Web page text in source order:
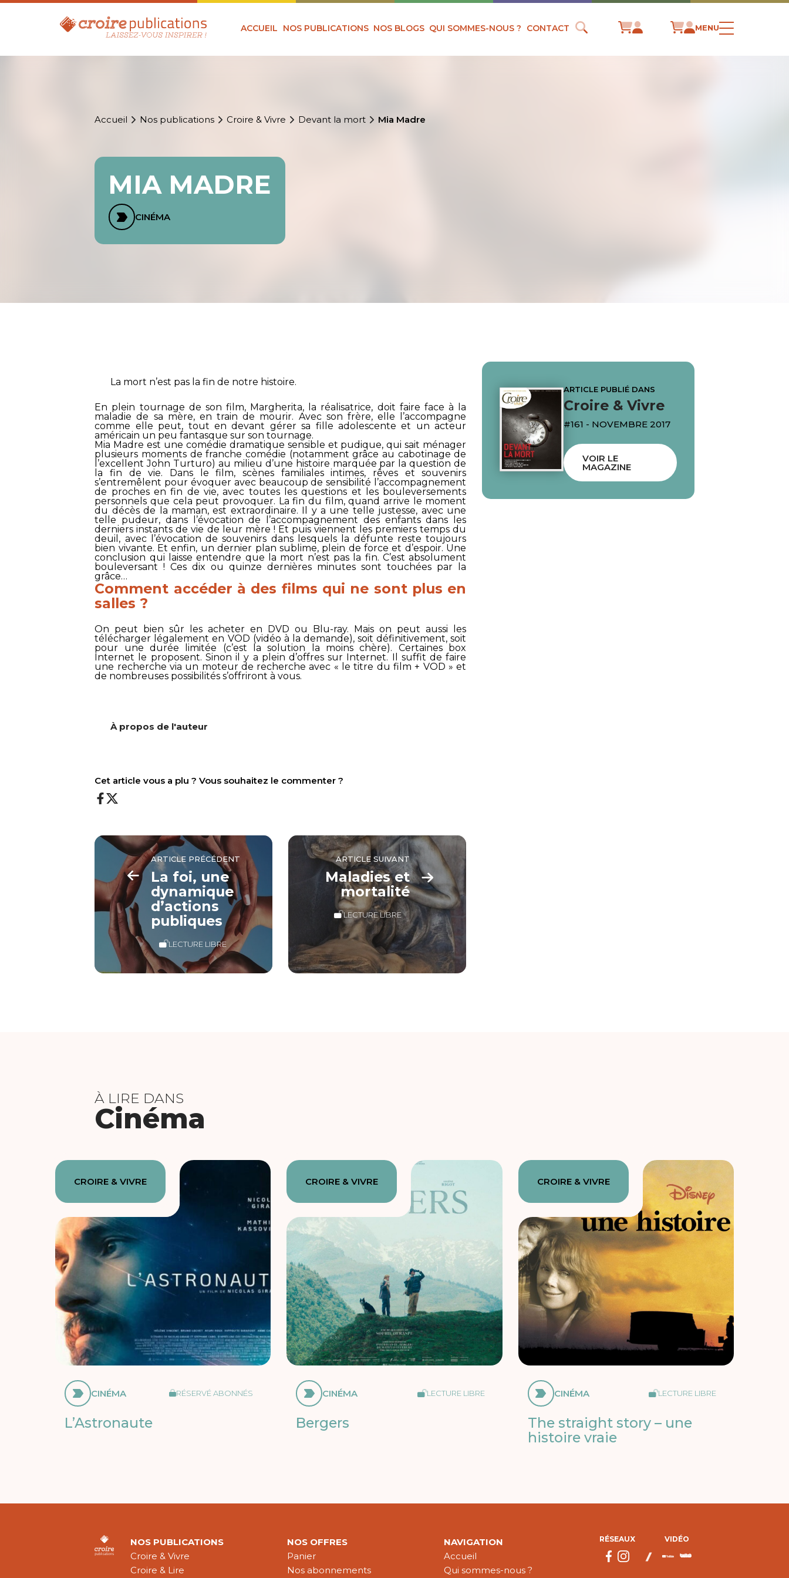
ACCUEIL NOS PUBLICATIONS NOS BLOGS QUI SOMMES-NOUS ? CONTACT MENU
Accueil Nos publications Croire & Vivre Devant la mort Mia Madre
MIA MADRE
CINÉMA
La mort n’est pas la fin de notre histoire.
En plein tournage de son film, Margherita, la réalisatrice, doit faire face à la
maladie de sa mère, en train de mourir. Avec son frère, elle l’accompagne
comme elle peut, tout en devant gérer sa fille adolescente et un acteur
américain un peu fantasque sur son tournage.
Mia Madre est une comédie dramatique sensible et pudique, qui sait ménager
plusieurs moments de franche comédie (notamment grâce au cabotinage de
l’excellent John Turturo) au milieu d’une histoire marquée par la question de
la fin de vie. Dans le film, scènes familiales intimes, rêves et souvenirs
s’entremêlent pour évoquer avec beaucoup de sensibilité l’accompagnement
de proches en fin de vie, avec toutes les questions et les bouleversements
personnels que cela peut provoquer. La fin du film, quand arrive le moment
du décès de la maman, est extraordinaire. Il y a une telle justesse, avec une
telle pudeur, dans l’évocation de l’accompagnement des enfants dans les
derniers instants de vie de leur mère ! Et puis viennent les premiers temps du
deuil, avec l’évocation de souvenirs dans lesquels la défunte reste toujours
bien vivante. Et enfin, un dernier plan sublime, plein de force et d’espoir. Une
conclusion qui laisse entendre que la mort n’est pas la fin. C’est absolument
bouleversant ! Ces dix ou quinze dernières minutes sont touchées par la
grâce…
Comment accéder à des films qui ne sont plus en
salles ?
On peut bien sûr les acheter en DVD ou Blu-ray. Mais on peut aussi les
télécharger légalement en VOD (vidéo à la demande), soit définitivement, soit
pour une durée limitée (c’est la solution la moins chère). Certaines box
Internet le proposent. Sinon il y a plein d’offres sur Internet. Il suffit de faire
une recherche via un moteur de recherche avec « le titre du film + VOD » et
de nombreuses possibilités s’offriront à vous.
À propos de l'auteur
Cet article vous a plu ? Vous souhaitez le commenter ?
ARTICLE PRÉCÉDENT
La foi, une
dynamique
d’actions
publiques
LECTURE LIBRE
ARTICLE SUIVANT
Maladies et
mortalité
LECTURE LIBRE
ARTICLE PUBLIÉ DANS
Croire & Vivre
#161 - NOVEMBRE 2017
VOIR LE
MAGAZINE
À LIRE DANS
Cinéma
CROIRE & VIVRE
CINÉMA RÉSERVÉ ABONNÉS
L’Astronaute
CROIRE & VIVRE
CINÉMA LECTURE LIBRE
Bergers
CROIRE & VIVRE
CINÉMA LECTURE LIBRE
The straight story – une
histoire vraie
NOS PUBLICATIONS
Croire & Vivre
Croire & Lire
NOS OFFRES
Panier
Nos abonnements
NAVIGATION
Accueil
Qui sommes-nous ?
RÉSEAUX VIDÉO